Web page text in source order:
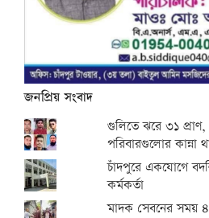
জনপ্রিয় সংবাদ
গুলিতে ঝরে ৩১
পরিবারগুলোর কান্না
চাঁদপুরে একযোগে
কর্মকর্তা
মাদক সেবনের সময়